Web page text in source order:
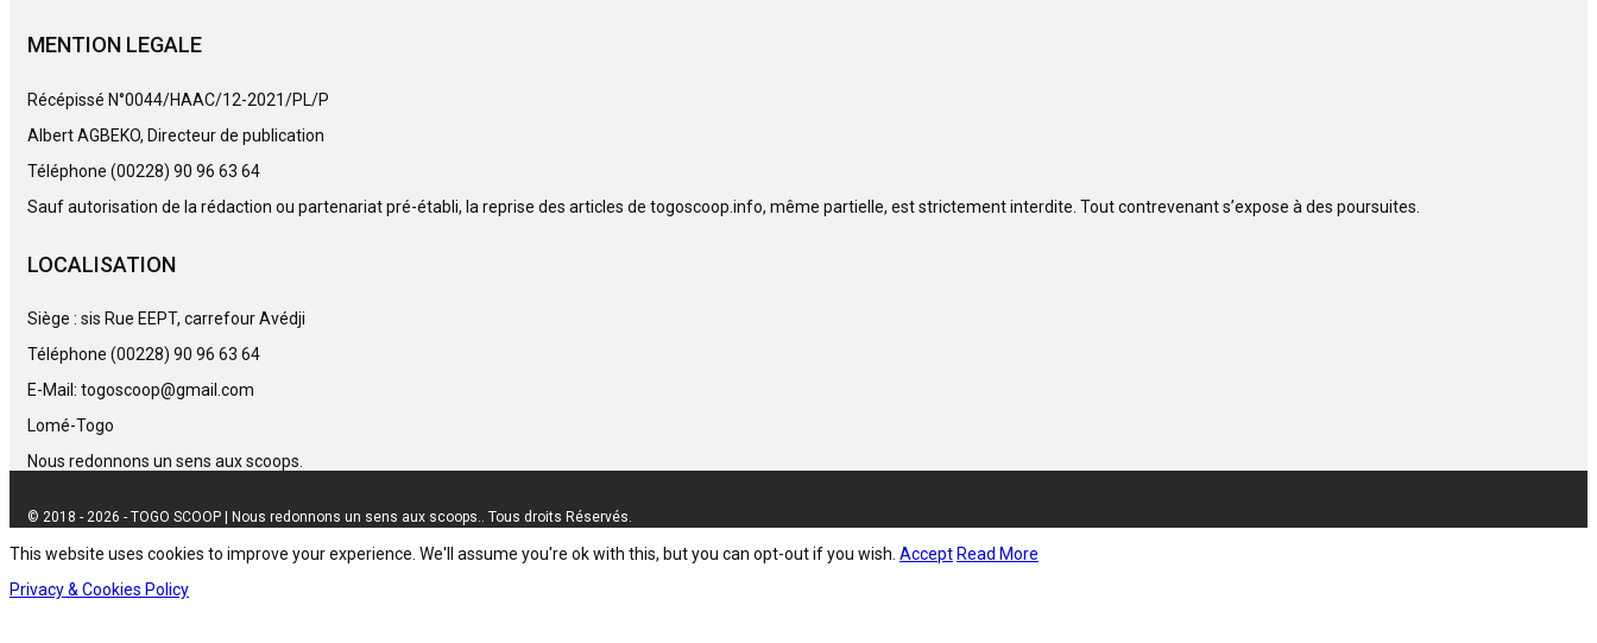
MENTION LEGALE
Récépissé N°0044/HAAC/12-2021/PL/P
Albert AGBEKO, Directeur de publication
Téléphone (00228) 90 96 63 64
Sauf autorisation de la rédaction ou partenariat pré-établi, la reprise des articles de togoscoop.info, même partielle, est strictement interdite. Tout contrevenant s’expose à des poursuites.
LOCALISATION
Siège : sis Rue EEPT, carrefour Avédji
Téléphone (00228) 90 96 63 64
E-Mail: togoscoop@gmail.com
Lomé-Togo
Nous redonnons un sens aux scoops.
© 2018 - 2026 - TOGO SCOOP | Nous redonnons un sens aux scoops.. Tous droits Réservés.
This website uses cookies to improve your experience. We'll assume you're ok with this, but you can opt-out if you wish. Accept Read More
Privacy & Cookies Policy